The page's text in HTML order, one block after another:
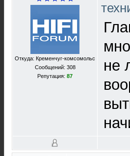
Откуда: Кременчуг-комсомольс
Сообщений: 308
Репутация: 87
не